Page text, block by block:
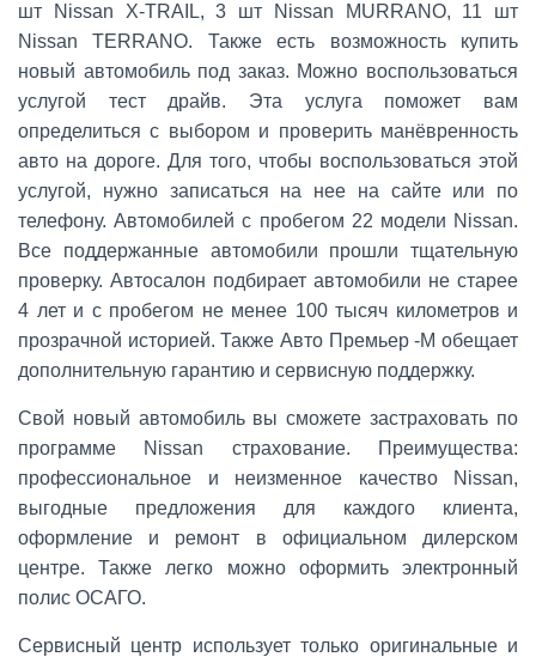
шт Nissan X-TRAIL, 3 шт Nissan MURRANO, 11 шт
Nissan TERRANO. Также есть возможность купить
новый автомобиль под заказ. Можно воспользоваться
услугой тест драйв. Эта услуга поможет вам
определиться с выбором и проверить манёвренность
авто на дороге. Для того, чтобы воспользоваться этой
услугой, нужно записаться на нее на сайте или по
телефону. Автомобилей с пробегом 22 модели Nissan.
Все поддержанные автомобили прошли тщательную
проверку. Автосалон подбирает автомобили не старее
4 лет и с пробегом не менее 100 тысяч километров и
прозрачной историей. Также Авто Премьер -М обещает
дополнительную гарантию и сервисную поддержку.
Свой новый автомобиль вы сможете застраховать по
программе Nissan страхование. Преимущества:
профессиональное и неизменное качество Nissan,
выгодные предложения для каждого клиента,
оформление и ремонт в официальном дилерском
центре. Также легко можно оформить электронный
полис ОСАГО.
Сервисный центр использует только оригинальные и